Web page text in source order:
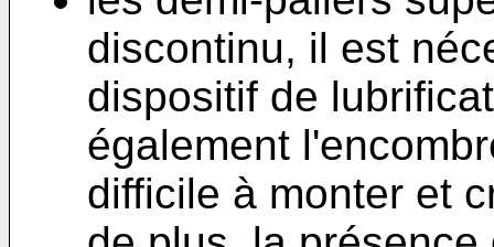
discontinu, il est
dispositif de
également
difficile à monter et